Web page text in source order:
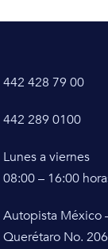
442 428 79 00
442 289 0100
Lunes a viernes
08:00 – 16:00
Autopista México
Querétaro No.